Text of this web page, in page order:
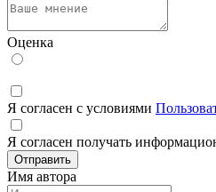
Оценка
Я согласен с условиями
Я согласен получать
Отправить
Имя автора